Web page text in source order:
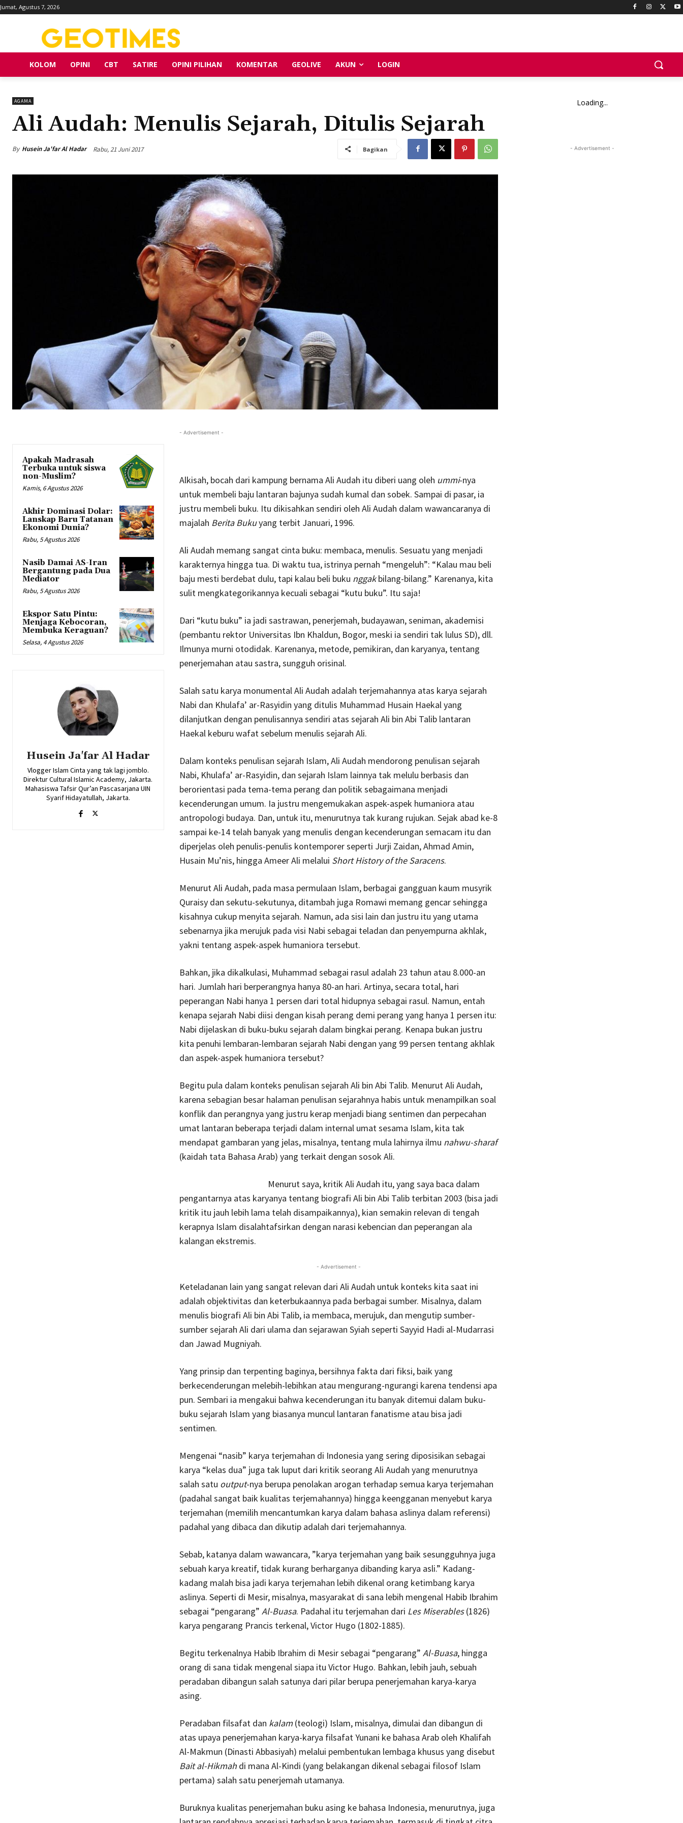
Jumat, Agustus 7, 2026
KOLOM OPINI CBT SATIRE OPINI PILIHAN KOMENTAR GEOLIVE AKUN LOGIN
AGAMA
Ali Audah: Menulis Sejarah, Ditulis Sejarah
By Husein Ja'far Al Hadar Rabu, 21 Juni 2017 Bagikan
Apakah Madrasah
Terbuka untuk siswa
non-Muslim?
Kamis, 6 Agustus 2026
Akhir Dominasi Dolar:
Lanskap Baru Tatanan
Ekonomi Dunia?
Rabu, 5 Agustus 2026
Nasib Damai AS-Iran
Bergantung pada Dua
Mediator
Rabu, 5 Agustus 2026
Ekspor Satu Pintu:
Menjaga Kebocoran,
Membuka Keraguan?
Selasa, 4 Agustus 2026
Husein Ja'far Al Hadar
Vlogger Islam Cinta yang tak lagi jomblo.
Direktur Cultural Islamic Academy, Jakarta.
Mahasiswa Tafsir Qur’an Pascasarjana UIN
Syarif Hidayatullah, Jakarta.
- Advertisement -
Alkisah, bocah dari kampung bernama Ali Audah itu diberi uang oleh ummi-nya
untuk membeli baju lantaran bajunya sudah kumal dan sobek. Sampai di pasar, ia
justru membeli buku. Itu dikisahkan sendiri oleh Ali Audah dalam wawancaranya di
majalah Berita Bukuyang terbit Januari, 1996.
Ali Audah memang sangat cinta buku: membaca, menulis. Sesuatu yang menjadi
karakternya hingga tua. Di waktu tua, istrinya pernah “mengeluh”: “Kalau mau beli
baju mesti berdebat dulu, tapi kalau beli buku nggakbilang-bilang.” Karenanya, kita
sulit mengkategorikannya kecuali sebagai “kutu buku”. Itu saja!
Dari “kutu buku” ia jadi sastrawan, penerjemah, budayawan, seniman, akademisi
(pembantu rektor Universitas Ibn Khaldun, Bogor, meski ia sendiri tak lulus SD), dll.
Ilmunya murni otodidak. Karenanya, metode, pemikiran, dan karyanya, tentang
penerjemahan atau sastra, sungguh orisinal.
Salah satu karya monumental Ali Audah adalah terjemahannya atas karya sejarah
Nabi dan Khulafa’ ar-Rasyidin yang ditulis Muhammad Husain Haekal yang
dilanjutkan dengan penulisannya sendiri atas sejarah Ali bin Abi Talib lantaran
Haekal keburu wafat sebelum menulis sejarah Ali.
Dalam konteks penulisan sejarah Islam, Ali Audah mendorong penulisan sejarah
Nabi, Khulafa’ ar-Rasyidin, dan sejarah Islam lainnya tak melulu berbasis dan
berorientasi pada tema-tema perang dan politik sebagaimana menjadi
kecenderungan umum. Ia justru mengemukakan aspek-aspek humaniora atau
antropologi budaya. Dan, untuk itu, menurutnya tak kurang rujukan. Sejak abad ke-8
sampai ke-14 telah banyak yang menulis dengan kecenderungan semacam itu dan
diperjelas oleh penulis-penulis kontemporer seperti Jurji Zaidan, Ahmad Amin,
Husain Mu’nis, hingga Ameer Ali melalui Short History of the Saracens.
Menurut Ali Audah, pada masa permulaan Islam, berbagai gangguan kaum musyrik
Quraisy dan sekutu-sekutunya, ditambah juga Romawi memang gencar sehingga
kisahnya cukup menyita sejarah. Namun, ada sisi lain dan justru itu yang utama
sebenarnya jika merujuk pada visi Nabi sebagai teladan dan penyempurna akhlak,
yakni tentang aspek-aspek humaniora tersebut.
Bahkan, jika dikalkulasi, Muhammad sebagai rasul adalah 23 tahun atau 8.000-an
hari. Jumlah hari berperangnya hanya 80-an hari. Artinya, secara total, hari
peperangan Nabi hanya 1 persen dari total hidupnya sebagai rasul. Namun, entah
kenapa sejarah Nabi diisi dengan kisah perang demi perang yang hanya 1 persen itu:
Nabi dijelaskan di buku-buku sejarah dalam bingkai perang. Kenapa bukan justru
kita penuhi lembaran-lembaran sejarah Nabi dengan yang 99 persen tentang akhlak
dan aspek-aspek humaniora tersebut?
Begitu pula dalam konteks penulisan sejarah Ali bin Abi Talib. Menurut Ali Audah,
karena sebagian besar halaman penulisan sejarahnya habis untuk menampilkan soal
konflik dan perangnya yang justru kerap menjadi biang sentimen dan perpecahan
umat lantaran beberapa terjadi dalam internal umat sesama Islam, kita tak
mendapat gambaran yang jelas, misalnya, tentang mula lahirnya ilmu nahwu-sharaf
(kaidah tata Bahasa Arab) yang terkait dengan sosok Ali.
Menurut saya, kritik Ali Audah itu, yang saya baca dalam
pengantarnya atas karyanya tentang biografi Ali bin Abi Talib terbitan 2003 (bisa jadi
kritik itu jauh lebih lama telah disampaikannya), kian semakin relevan di tengah
kerapnya Islam disalahtafsirkan dengan narasi kebencian dan peperangan ala
kalangan ekstremis.
- Advertisement -
Keteladanan lain yang sangat relevan dari Ali Audah untuk konteks kita saat ini
adalah objektivitas dan keterbukaannya pada berbagai sumber. Misalnya, dalam
menulis biografi Ali bin Abi Talib, ia membaca, merujuk, dan mengutip sumber-
sumber sejarah Ali dari ulama dan sejarawan Syiah seperti Sayyid Hadi al-Mudarrasi
dan Jawad Mugniyah.
Yang prinsip dan terpenting baginya, bersihnya fakta dari fiksi, baik yang
berkecenderungan melebih-lebihkan atau mengurang-ngurangi karena tendensi apa
pun. Sembari ia mengakui bahwa kecenderungan itu banyak ditemui dalam buku-
buku sejarah Islam yang biasanya muncul lantaran fanatisme atau bisa jadi
sentimen.
Mengenai “nasib” karya terjemahan di Indonesia yang sering diposisikan sebagai
karya “kelas dua” juga tak luput dari kritik seorang Ali Audah yang menurutnya
salah satu output-nya berupa penolakan arogan terhadap semua karya terjemahan
(padahal sangat baik kualitas terjemahannya) hingga keengganan menyebut karya
terjemahan (memilih mencantumkan karya dalam bahasa aslinya dalam referensi)
padahal yang dibaca dan dikutip adalah dari terjemahannya.
Sebab, katanya dalam wawancara, ”karya terjemahan yang baik sesungguhnya juga
sebuah karya kreatif, tidak kurang berharganya dibanding karya asli.” Kadang-
kadang malah bisa jadi karya terjemahan lebih dikenal orang ketimbang karya
aslinya. Seperti di Mesir, misalnya, masyarakat di sana lebih mengenal Habib Ibrahim
sebagai “pengarang” Al-Buasa. Padahal itu terjemahan dari Les Miserables(1826)
karya pengarang Prancis terkenal, Victor Hugo (1802-1885).
Begitu terkenalnya Habib Ibrahim di Mesir sebagai “pengarang” Al-Buasa, hingga
orang di sana tidak mengenal siapa itu Victor Hugo. Bahkan, lebih jauh, sebuah
peradaban dibangun salah satunya dari pilar berupa penerjemahan karya-karya
asing.
Peradaban filsafat dan kalam(teologi) Islam, misalnya, dimulai dan dibangun di
atas upaya penerjemahan karya-karya filsafat Yunani ke bahasa Arab oleh Khalifah
Al-Makmun (Dinasti Abbasiyah) melalui pembentukan lembaga khusus yang disebut
Bait al-Hikmahdi mana Al-Kindi (yang belakangan dikenal sebagai filosof Islam
pertama) salah satu penerjemah utamanya.
Buruknya kualitas penerjemahan buku asing ke bahasa Indonesia, menurutnya, juga
Loading...
- Advertisement -